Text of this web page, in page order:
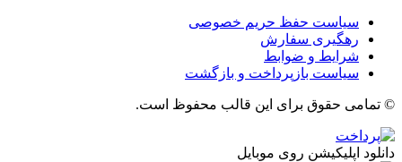
سیاست حفظ حریم خصوصی
رهگیری سفارش
شرایط و ضوابط
سیاست بازپرداخت و بازگشت
© تمامی حقوق برای این قالب محفوظ است.
دانلود اپلیکیشن روی موبایل